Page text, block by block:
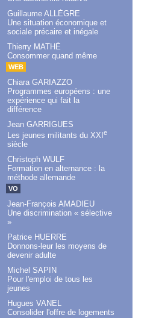
Guillaume ALLÈGRE
Une situation économique et
sociale précaire et inégale
Thierry MATHÉ
Consommer quand même
WEB
Chiara GARIAZZO
Programmes européens : une
expérience qui fait la
différence
Jean GARRIGUES
Les jeunes militants du XXI e
siècle
Christoph WULF
Formation en alternance : la
méthode allemande
VO
Jean-François AMADIEU
Une discrimination « sélective
»
Patrice HUERRE
Donnons-leur les moyens de
devenir adulte
Michel SAPIN
Pour l'emploi de tous les
jeunes
Hugues VANEL
Consolider l'offre de logements